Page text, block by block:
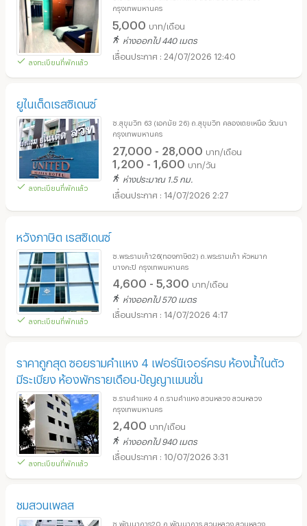
ลงทะเบียนที่พักแล้ว
กรุงเทพมหานคร
5,000 บาท/เดือน
ห่างออกไป 440 เมตร
24/07/2026 12:40
ยูไนเต็ดเรสซิเดนซ์
ลงทะเบียนที่พักแล้ว
ซ.สุขุมวิท 63 (เอกมัย 26) ถ.สุขุมวิท คลองเตยเหนือ วัฒนา
กรุงเทพมหานคร
27,000 - 28,000 บาท/เดือน
1,200 - 1,600 บาท/วัน
ห่างประมาณ 1.5 กม.
14/07/2026 2:27
หวังภาษิต เรสซิเดนซ์
ลงทะเบียนที่พักแล้ว
ซ.พระรามเก้า26(ทองภาษิต2) ถ.พระรามเก้า หัวหมาก
บางกะปิ กรุงเทพมหานคร
4,600 - 5,300 บาท/เดือน
ห่างออกไป 570 เมตร
14/07/2026 4:17
ราคาถูกสุด ซอยรามคำแหง 4 เฟอร์นิเจอร์ครบ ห้องน้ำในตัว
มีระเบียง ห้องพักรายเดือน-ปัญญาแมนชั่น
ลงทะเบียนที่พักแล้ว
ซ.รามคำแหง 4 ถ.รามคำแหง สวนหลวง สวนหลวง
กรุงเทพมหานคร
2,400 บาท/เดือน
ห่างออกไป 940 เมตร
10/07/2026 3:31
ชมสวนเพลส
ซ.พัฒนาการ20 ถ.พัฒนาการ สวนหลวง สวนหลวง